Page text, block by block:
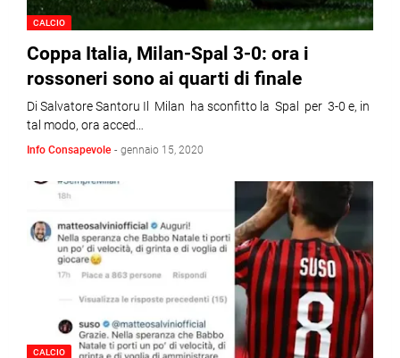
CALCIO
Coppa Italia, Milan-Spal 3-0: ora i
rossoneri sono ai quarti di finale
Di Salvatore Santoru Il Milan ha sconfitto la Spal per 3-0 e, in
tal modo, ora acced…
Info Consapevole - gennaio 15, 2020
CALCIO